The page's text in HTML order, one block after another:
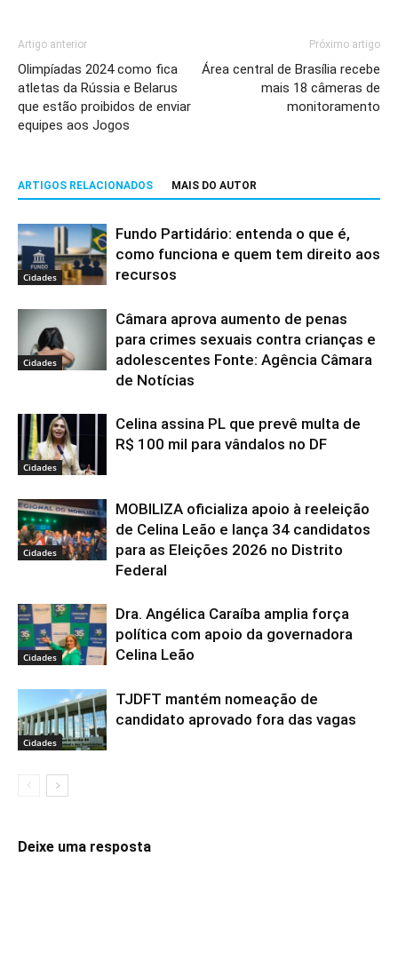
Artigo anterior
Olimpíadas 2024 como fica
atletas da Rússia e Belarus
que estão proibidos de enviar
equipes aos Jogos
Próximo artigo
Área central de Brasília recebe
mais 18 câmeras de
monitoramento
ARTIGOS RELACIONADOS MAIS DO AUTOR
Cidades
Fundo Partidário: entenda o que é,
como funciona e quem tem direito aos
recursos
Cidades
Câmara aprova aumento de penas
para crimes sexuais contra crianças e
adolescentes Fonte: Agência Câmara
de Notícias
Cidades
Celina assina PL que prevê multa de
R$ 100 mil para vândalos no DF
Cidades
MOBILIZA oficializa apoio à reeleição
de Celina Leão e lança 34 candidatos
para as Eleições 2026 no Distrito
Federal
Cidades
Dra. Angélica Caraíba amplia força
política com apoio da governadora
Celina Leão
Cidades
TJDFT mantém nomeação de
candidato aprovado fora das vagas
Deixe uma resposta